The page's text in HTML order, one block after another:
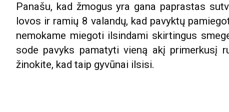
Panašu, kad žmogus yra gana paprastas
lovos ir ramių 8 valandų, kad pavyktų
nemokame miegoti ilsindami skirtingus
sode pavyks pamatyti vieną akį primerkusį
žinokite, kad taip gyvūnai ilsisi.